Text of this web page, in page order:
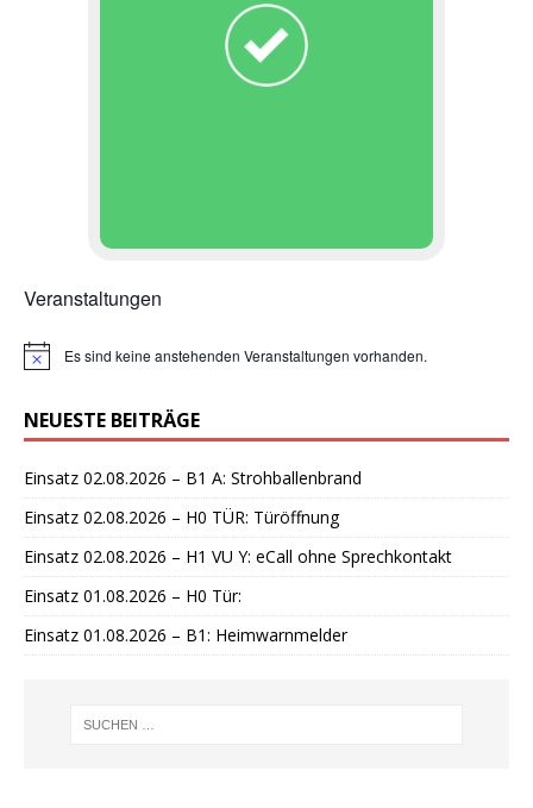
Veranstaltungen
H
w
e
s
Es sind keine anstehenden Veranstaltungen vorhanden.
NEUESTE BEITRÄGE
Einsatz 02.08.2026 – B1 A: Strohballenbrand
Einsatz 02.08.2026 – H0 TÜR: Türöffnung
Einsatz 02.08.2026 – H1 VU Y: eCall ohne Sprechkontakt
Einsatz 01.08.2026 – H0 Tür:
Einsatz 01.08.2026 – B1: Heimwarnmelder